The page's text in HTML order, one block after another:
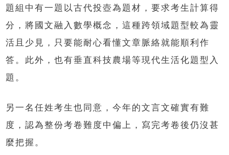
題組中有一題以古代投壺為題材，要求考生計算得
分，將國文融入數學概念，這種跨領域題型較為靈
活且少見，只要能耐心看懂文章脈絡就能順利作
答。此外，也有垂直科技農場等現代生活化題型入
題。
另一名任姓考生也同意，今年的文言文確實有難
度，認為整份考卷難度中偏上，寫完考卷後仍沒甚
麼把握。